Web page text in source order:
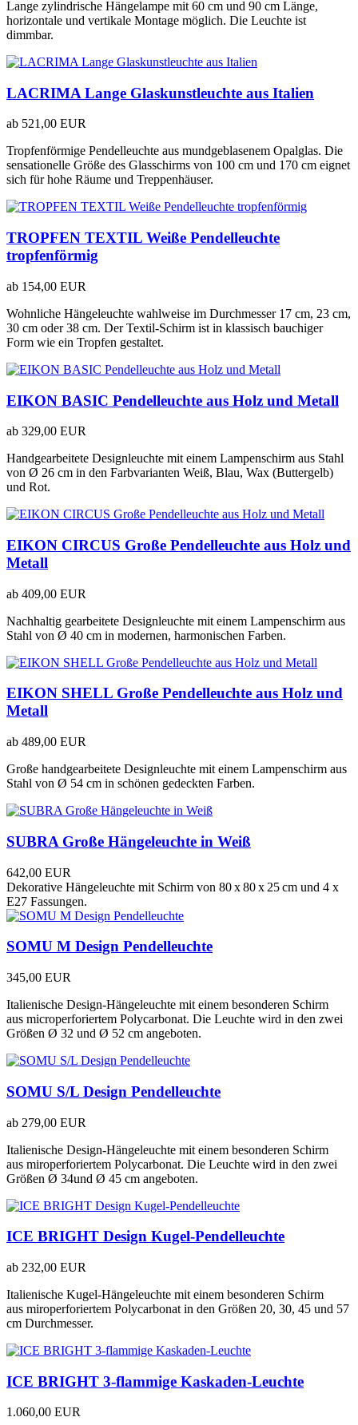
Lange zylindrische Hängelampe mit 60 cm und 90 cm Länge,
horizontale und vertikale Montage möglich. Die Leuchte ist
dimmbar.
LACRIMA Lange Glaskunstleuchte aus Italien
ab 521,00 EUR
Tropfenförmige Pendelleuchte aus mundgeblasenem Opalglas. Die
sensationelle Größe des Glasschirms von 100 cm und 170 cm eignet
sich für hohe Räume und Treppenhäuser.
TROPFEN TEXTIL Weiße Pendelleuchte
tropfenförmig
ab 154,00 EUR
Wohnliche Hängeleuchte wahlweise im Durchmesser 17 cm, 23 cm,
30 cm oder 38 cm. Der Textil-Schirm ist in klassisch bauchiger
Form wie ein Tropfen gestaltet.
EIKON BASIC Pendelleuchte aus Holz und Metall
ab 329,00 EUR
Handgearbeitete Designleuchte mit einem Lampenschirm aus Stahl
von Ø 26 cm in den Farbvarianten Weiß, Blau, Wax (Buttergelb)
und Rot.
EIKON CIRCUS Große Pendelleuchte aus Holz und
Metall
ab 409,00 EUR
Nachhaltig gearbeitete Designleuchte mit einem Lampenschirm aus
Stahl von Ø 40 cm in modernen, harmonischen Farben.
EIKON SHELL Große Pendelleuchte aus Holz und
Metall
ab 489,00 EUR
Große handgearbeitete Designleuchte mit einem Lampenschirm aus
Stahl von Ø 54 cm in schönen gedeckten Farben.
SUBRA Große Hängeleuchte in Weiß
642,00 EUR
Dekorative Hängeleuchte mit Schirm von 80 x 80 x 25 cm und 4 x
E27 Fassungen.
SOMU M Design Pendelleuchte
345,00 EUR
Italienische Design-Hängeleuchte mit einem besonderen Schirm
aus microperforiertem Polycarbonat. Die Leuchte wird in den zwei
Größen Ø 32 und Ø 52 cm angeboten.
SOMU S/L Design Pendelleuchte
ab 279,00 EUR
Italienische Design-Hängeleuchte mit einem besonderen Schirm
aus miroperforiertem Polycarbonat. Die Leuchte wird in den zwei
Größen Ø 34und Ø 45 cm angeboten.
ICE BRIGHT Design Kugel-Pendelleuchte
ab 232,00 EUR
Italienische Kugel-Hängeleuchte mit einem besonderen Schirm
aus miroperforiertem Polycarbonat in den Größen 20, 30, 45 und 57
cm Durchmesser.
ICE BRIGHT 3-flammige Kaskaden-Leuchte
1.060,00 EUR